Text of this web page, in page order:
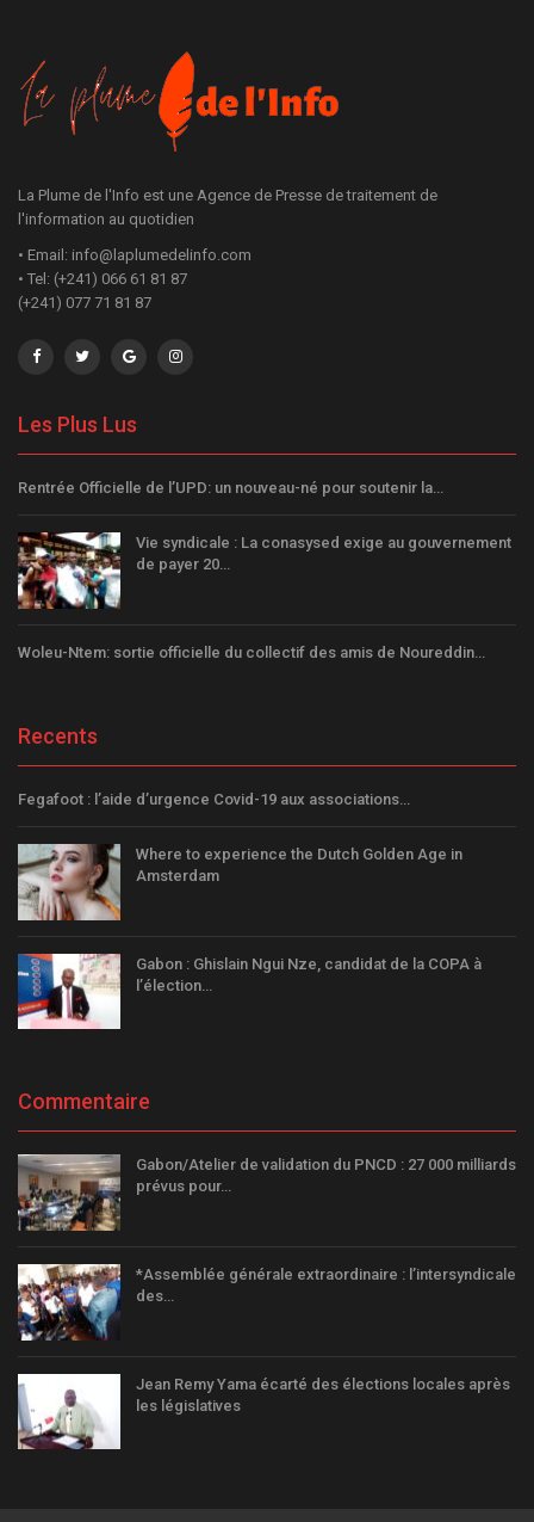
La Plume de l'Info est une Agence de Presse de traitement de
l'information au quotidien
• Email: info@laplumedelinfo.com
• Tel: (+241) 066 61 81 87
(+241) 077 71 81 87
Les Plus Lus
Rentrée Officielle de l’UPD: un nouveau-né pour soutenir la…
Vie syndicale : La conasysed exige au gouvernement
de payer 20…
Woleu-Ntem: sortie officielle du collectif des amis de Noureddin…
Recents
Fegafoot : l’aide d’urgence Covid-19 aux associations…
Where to experience the Dutch Golden Age in
Amsterdam
Gabon : Ghislain Ngui Nze, candidat de la COPA à
l’élection…
Commentaire
Gabon/Atelier de validation du PNCD : 27 000 milliards
prévus pour…
*Assemblée générale extraordinaire : l’intersyndicale
des…
Jean Remy Yama écarté des élections locales après
les législatives